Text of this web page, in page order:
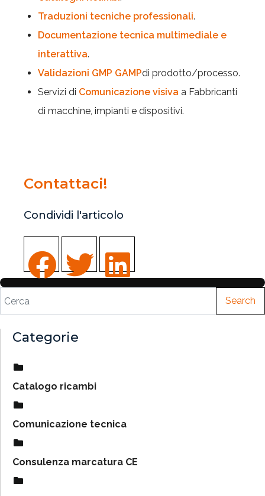
Traduzioni tecniche professionali.
Documentazione tecnica multimediale e
interattiva.
Validazioni GMP GAMPdi prodotto/processo.
Servizi di Comunicazione visiva a Fabbricanti
di macchine, impianti e dispositivi.
Contattaci!
Condividi l'articolo
Search
Categorie
Catalogo ricambi
Comunicazione tecnica
Consulenza marcatura CE